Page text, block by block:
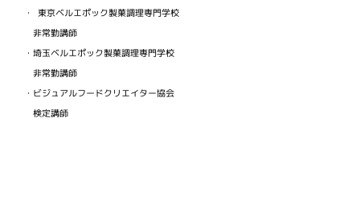
・ 東京ベルエポック製菓調理専門学校
非常勤講師
・埼玉ベルエポック製菓調理専門学校
非常勤講師
・ビジュアルフードクリエイター協会
検定講師